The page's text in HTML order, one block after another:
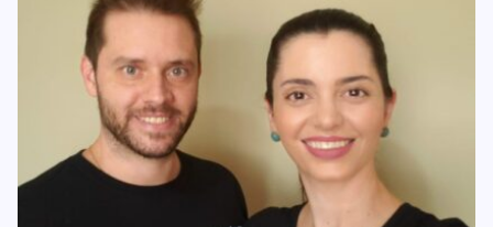
logo após o consumo ou a inalação do cheiro do
camarão. Pode variar entre sintomas como
vermelhidões na pele, coceira, […]